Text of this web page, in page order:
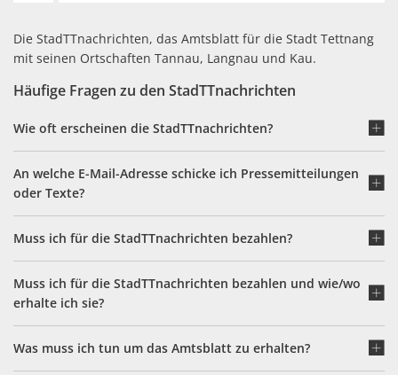
Die StadTTnachrichten, das Amtsblatt für die Stadt Tettnang
mit seinen Ortschaften Tannau, Langnau und Kau.
Häufige Fragen zu den StadTTnachrichten
Wie oft erscheinen die StadTTnachrichten?
An welche E-Mail-Adresse schicke ich Pressemitteilungen
oder Texte?
Muss ich für die StadTTnachrichten bezahlen?
Muss ich für die StadTTnachrichten bezahlen und wie/wo
erhalte ich sie?
Was muss ich tun um das Amtsblatt zu erhalten?